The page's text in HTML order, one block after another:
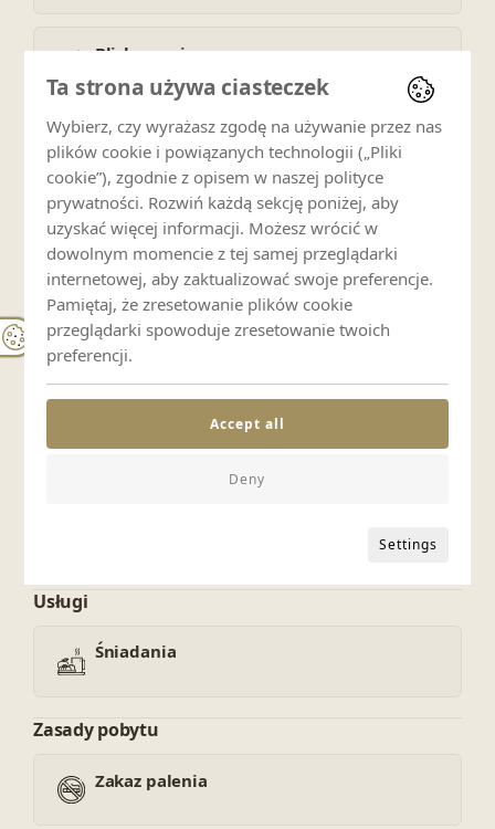
Blisko wyciągu
Blisko szlaków
Parking i transport
Parking prywatny
Dla rodzin
Łóżeczko dziecięce (odpłatnie)
Usługi
Śniadania
Zasady pobytu
Zakaz palenia
Ta strona używa ciasteczek
Wybierz, czy wyrażasz zgodę na używanie przez nas
plików cookie i powiązanych technologii („Pliki
cookie”), zgodnie z opisem w naszej polityce
prywatności. Rozwiń każdą sekcję poniżej, aby
uzyskać więcej informacji. Możesz wrócić w
dowolnym momencie z tej samej przeglądarki
internetowej, aby zaktualizować swoje preferencje.
Pamiętaj, że zresetowanie plików cookie
przeglądarki spowoduje zresetowanie twoich
preferencji.
Settings
Deny
Accept all